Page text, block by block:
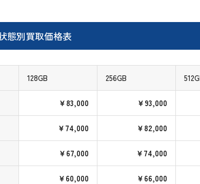
態別買取価格表
128GB 256GB
￥83,000 ￥93,000
￥74,000 ￥82,000
￥67,000 ￥74,000
￥60,000 ￥66,000